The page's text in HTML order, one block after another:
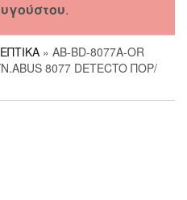
.
» AB-BD-8077A-OR
8077 DETECTO ΠΟΡ/